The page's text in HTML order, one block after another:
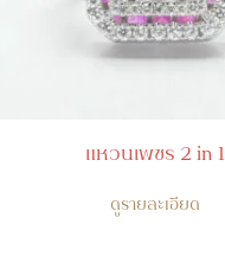
แหวนเพชร 2 in 1
ดูรายละเอียด